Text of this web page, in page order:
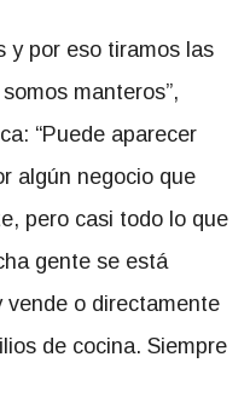
y por eso tiramos las
manteros”,
“Puede aparecer
algún negocio que
pero casi todo lo que
gente se está
o directamente
de cocina. Siempre